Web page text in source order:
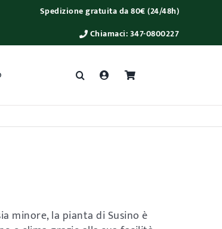
Spedizione gratuita da 80€ (24/48h)
Chiamaci:347-0800227
minore, la pianta di Susino è